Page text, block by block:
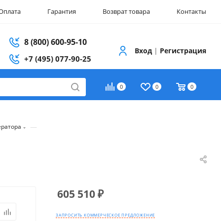
Гарантия Возврат товара Контакты
8 (800) 600-95-10
+7 (495) 077-90-25
Вход | Регистрация
0 0 0
—
605 510₽
ЗАПРОСИТЬ КОММЕРЧЕСКОЕ ПРЕДЛОЖЕНИЕ